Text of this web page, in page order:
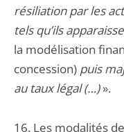
résiliation par les
tels qu’ils
la modélisation
concession) puis
au taux légal (…)».
16. Les modalités